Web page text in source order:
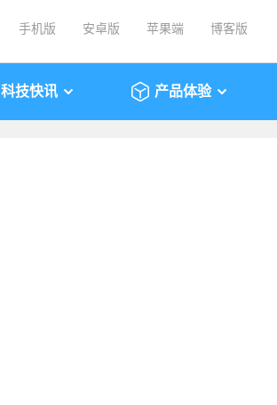
手机版 安卓版 苹果端 博客版
科技快讯 产品体验